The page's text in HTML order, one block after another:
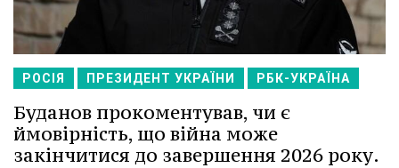
РОСІЯ ПРЕЗИДЕНТ УКРАЇНИ РБК-УКРАЇНА
Буданов прокоментував, чи є
ймовірність, що війна може
закінчитися до завершення 2026 року.